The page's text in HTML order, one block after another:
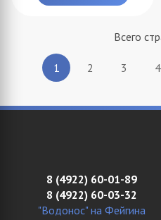
Всего
1 2 3 4
8 (4922) 60-01-89
8 (4922) 60-03-32
"Водонос" на Фейгина